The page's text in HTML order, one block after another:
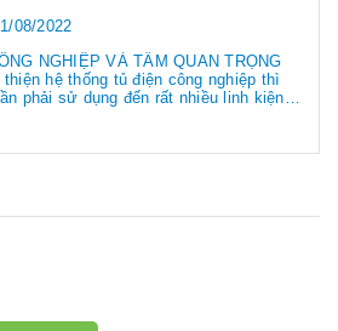
08/2022
NGHIỆP VÀ TẦM QUAN TRỌNG
hệ thống tủ điện công nghiệp thì
phải sử dụng đến rất nhiều linh kiện
nhau. Vậy các loại phụ kiện tủ điện
gì? Chúng có tác dụng như thế